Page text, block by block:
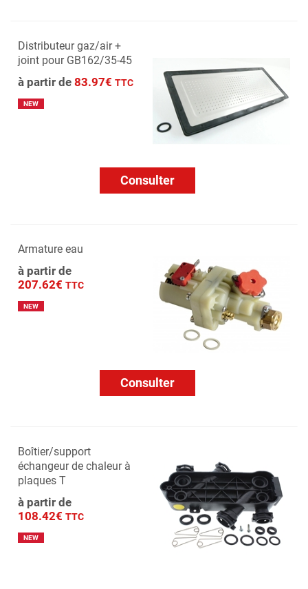
Distributeur gaz/air +
joint pour GB162/35-45
à partir de 83.97€ TTC
NEW
Consulter
Armature eau
à partir de
207.62€ TTC
NEW
Consulter
Boîtier/support
échangeur de chaleur à
plaques T
à partir de
108.42€ TTC
NEW